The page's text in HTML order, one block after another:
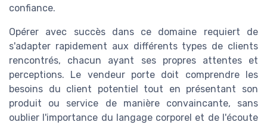
confiance.
Opérer avec succès dans ce domaine requiert de
s'adapter rapidement aux différents types de clients
rencontrés, chacun ayant ses propres attentes et
perceptions. Le vendeur porte doit comprendre les
besoins du client potentiel tout en présentant son
produit ou service de manière convaincante, sans
oublier l'importance du langage corporel et de l'écoute